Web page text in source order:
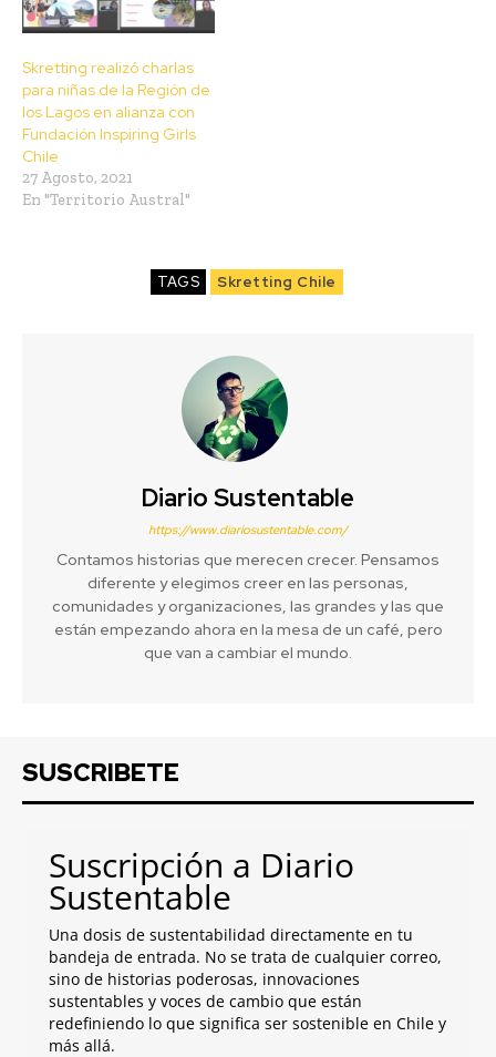
­Skretting realizó charlas
para niñas de la Región de
los Lagos en alianza con
Fundación Inspiring Girls
Chile
27 Agosto, 2021
En "Territorio Austral"
TAGS Skretting Chile
Diario Sustentable
https://www.diariosustentable.com/
Contamos historias que merecen crecer. Pensamos
diferente y elegimos creer en las personas,
comunidades y organizaciones, las grandes y las que
están empezando ahora en la mesa de un café, pero
que van a cambiar el mundo.
SUSCRIBETE
Suscripción a Diario
Sustentable
Una dosis de sustentabilidad directamente en tu
bandeja de entrada. No se trata de cualquier correo,
sino de historias poderosas, innovaciones
sustentables y voces de cambio que están
redefiniendo lo que significa ser sostenible en Chile y
más allá.